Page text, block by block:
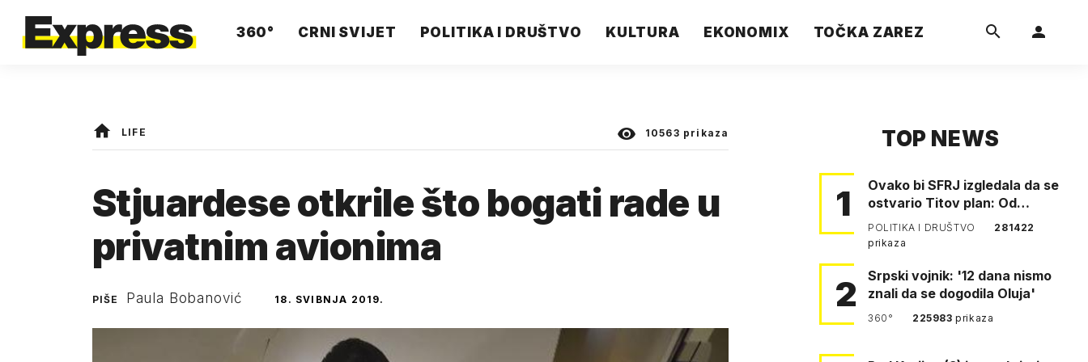
360° CRNI SVIJET POLITIKA I DRUŠTVO KULTURA EKONOMIX TOČKA ZAREZ
LIFE 10563 prikaza
Stjuardese otkrile što bogati rade u
privatnim avionima
PIŠE Paula Bobanović 18. SVIBNJA 2019.
TOP NEWS
1
Ovako bi SFRJ izgledala da se
ostvario Titov plan: Od
Klagenfurta do Istanbula!
POLITIKA I DRUŠTVO
281422
prikaza
2
Srpski vojnik: '12 dana nismo
znali da se dogodila Oluja'
360° 225983prikaza